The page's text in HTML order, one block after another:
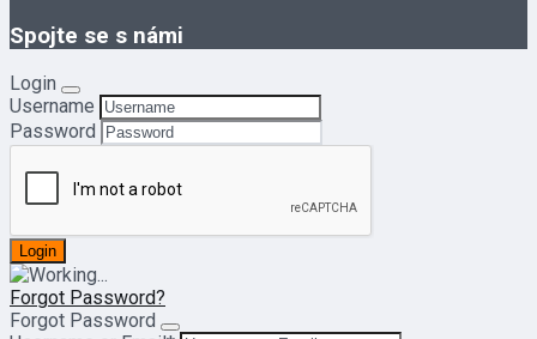
Spojte se s námi
Login
Username
Password
Forgot Password?
Forgot Password